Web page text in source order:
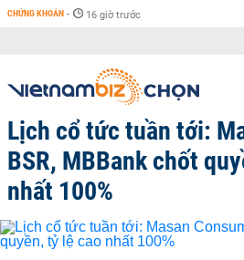
CHỨNG KHOÁN - 16 giờ trước
Lịch cổ tức tuần tới:
BSR, MBBank chốt
nhất 100%